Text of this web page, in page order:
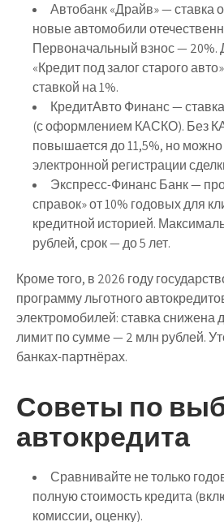
Автобанк «Драйв»— ставка
новые автомобили
Первоначальный взнос — 20%.
«Кредит под залог старого
ставкой на 1%.
КредитАвто Финанс—
(с оформлением КАСКО). Без
повышается до 11,5%, но можно
электронной регистрации
Экспресс-Финанс Банк—
справок» от 10% годовых для
кредитной историей.
рублей, срок — до 5 лет.
Кроме того, в 2026 году
программу льготного
электромобилей: ставка снижена
лимит по сумме — 2 млн рублей.
банках-партнёрах.
Советы по
автокредита
Сравнивайте не только
полную стоимость кредита
комиссии, оценку).